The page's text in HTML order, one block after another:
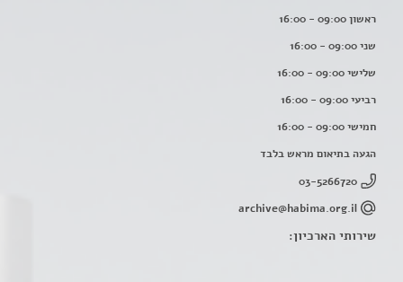
ראשון 09:00 - 16:00
שני 09:00 - 16:00
שלישי 09:00 - 16:00
רביעי 09:00 - 16:00
חמישי 09:00 - 16:00
הגעה בתיאום מראש בלבד
03-5266720
archive@habima.org.il
שירותי הארכיון: